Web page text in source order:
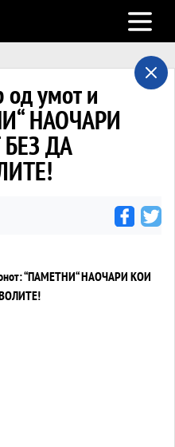
Open
од умот и
НАОЧАРИ
ДА